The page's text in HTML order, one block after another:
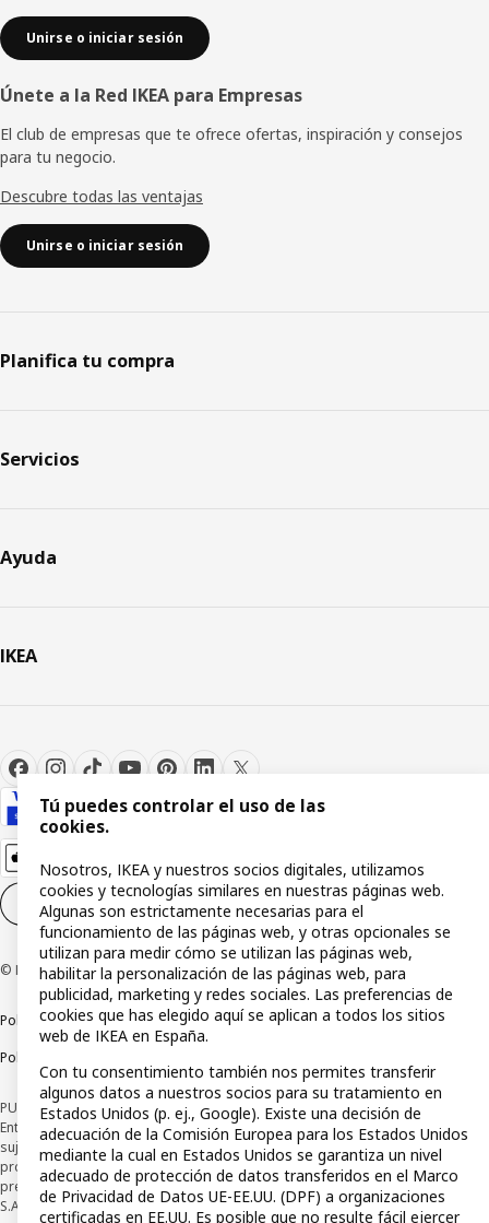
Unirse o iniciar sesión
Únete a la Red IKEA para Empresas
El club de empresas que te ofrece ofertas, inspiración y consejos
para tu negocio.
Descubre todas las ventajas
Unirse o iniciar sesión
Planifica tu compra
Servicios
Ayuda
IKEA
Configuración de cookies
© Inter IKEA Systems B.V 1999-2026
Política de privacidadPolítica de cookiesTérminos y condiciones
Política de divulgación responsable
PUBLICIDAD: *Financiación a través de la tarjeta IKEA VISA emitida por la
Entidad de Pago híbrida CaixaBank Payments & Consumer, E.F.C., E.P., S.A.U., y
sujeta a su organización. La entidad ha escogido como sistema de
protección de los fondos recibidos de usuarios de servicios de pago que
presta su depósito en una cuenta bancaria separada abierta en CaixaBank,
S.A. Conoce más acerca de las formas de pago de tu tarjeta aquí:
Tú puedes controlar el uso de las
cookies.
Nosotros, IKEA y nuestros socios digitales, utilizamos
cookies y tecnologías similares en nuestras páginas web.
Algunas son estrictamente necesarias para el
funcionamiento de las páginas web, y otras opcionales se
utilizan para medir cómo se utilizan las páginas web,
habilitar la personalización de las páginas web, para
publicidad, marketing y redes sociales. Las preferencias de
cookies que has elegido aquí se aplican a todos los sitios
web de IKEA en España.
Con tu consentimiento también nos permites transferir
algunos datos a nuestros socios para su tratamiento en
Estados Unidos (p. ej., Google). Existe una decisión de
adecuación de la Comisión Europea para los Estados Unidos
mediante la cual en Estados Unidos se garantiza un nivel
adecuado de protección de datos transferidos en el Marco
de Privacidad de Datos UE-EE.UU. (DPF) a organizaciones
certificadas en EE.UU. Es posible que no resulte fácil ejercer